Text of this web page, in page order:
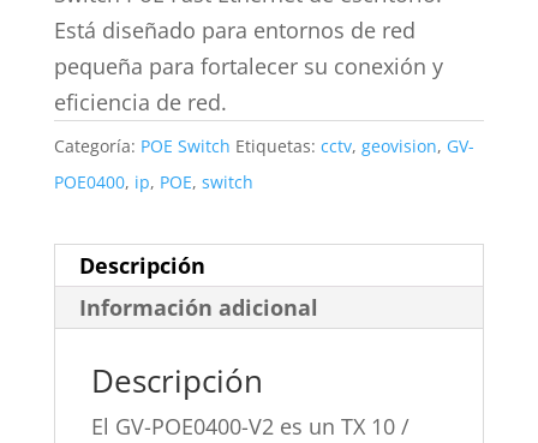
Está diseñado para entornos de red
pequeña para fortalecer su conexión y
eficiencia de red.
Categoría: POE Switch Etiquetas: cctv, geovision, GV-
POE0400, ip, POE, switch
Descripción
Información adicional
Descripción
El GV-POE0400-V2 es un TX 10 /